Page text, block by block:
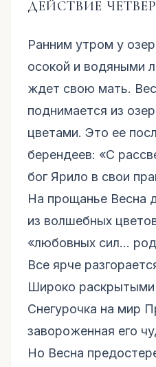
ДЕЙСТВИЕ
Ранним утром у
осокой и водяными
ждет свою мать.
поднимается из
цветами. Это ее
берендеев: «С
бог Ярило в свои
На прощанье Весна
из волшебных
«любовных сил...
Все ярче
Широко раскрытыми
Снегурочка на мир
завороженная его
Но Весна